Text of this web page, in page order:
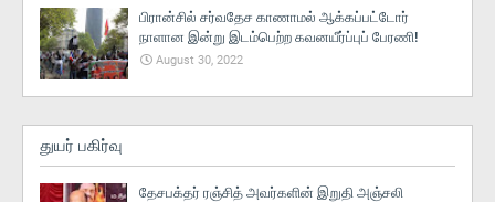
பிரான்சில் சர்வதேச காணாமல் ஆக்கப்பட்டோர்
நாளான இன்று இடம்பெற்ற கவனயீர்ப்புப் பேரணி!
August 30, 2022
துயர் பகிர்வு
தேசபக்தர் ரஞ்சித் அவர்களின் இறுதி அஞ்சலி